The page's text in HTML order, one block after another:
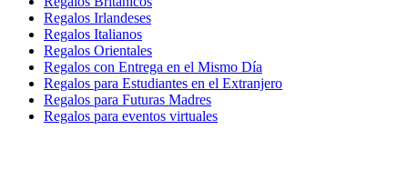
Regalos Irlandeses
Regalos Italianos
Regalos Orientales
Regalos con Entrega en el Mismo Día
Regalos para Estudiantes en el Extranjero
Regalos para Futuras Madres
Regalos para eventos virtuales